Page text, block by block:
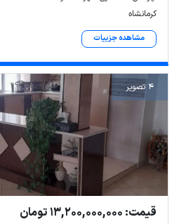
کرمانشاه
مشاهده جزییات
4 تصویر
قیمت: 13,200,000,000 تومان